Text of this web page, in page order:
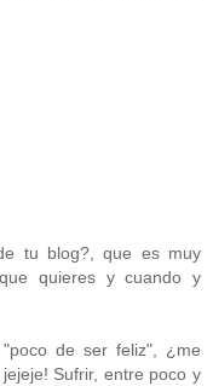
tu blog?, que es muy
quieres y cuando y
de ser feliz", ¿me
Sufrir, entre poco y